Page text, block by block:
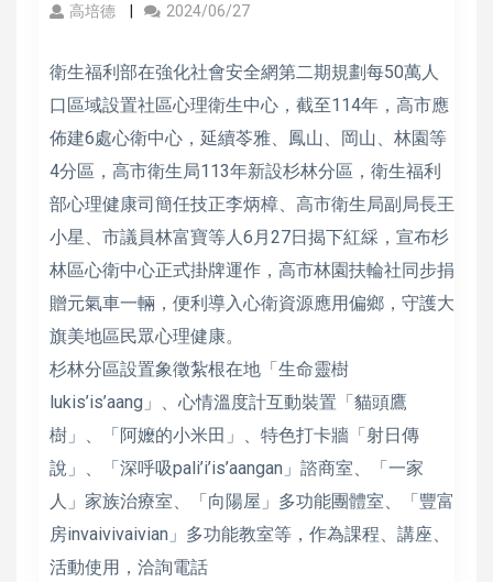
高培德 2024/06/27
衛生福利部在強化社會安全網第二期規劃每50萬人
口區域設置社區心理衛生中心，截至114年，高市應
佈建6處心衛中心，延續苓雅、鳳山、岡山、林園等
4分區，高市衛生局113年新設杉林分區，衛生福利
部心理健康司簡任技正李炳樟、高市衛生局副局長王
小星、市議員林富寶等人6月27日揭下紅綵，宣布杉
林區心衛中心正式掛牌運作，高市林園扶輪社同步捐
贈元氣車一輛，便利導入心衛資源應用偏鄉，守護大
旗美地區民眾心理健康。
杉林分區設置象徵紮根在地「生命靈樹
lukis’is’aang」、心情溫度計互動裝置「貓頭鷹
樹」、「阿嬤的小米田」、特色打卡牆「射日傳
說」、「深呼吸pali’i’is’aangan」諮商室、「一家
人」家族治療室、「向陽屋」多功能團體室、「豐富
房invaivivaivian」多功能教室等，作為課程、講座、
活動使用，洽詢電話